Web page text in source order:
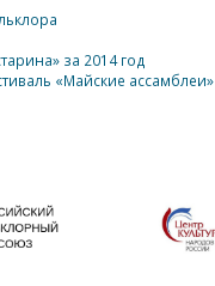
за 2014 год
«Майские ассамблеи»